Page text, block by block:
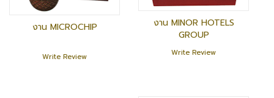
งาน MICROCHIP
Write Review
งาน MINOR HOTELS
GROUP
Write Review